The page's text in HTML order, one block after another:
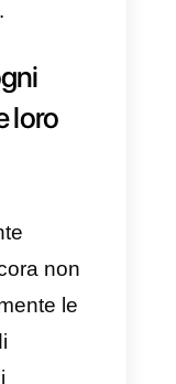
conoscenze
di
dei
più
del prodotto